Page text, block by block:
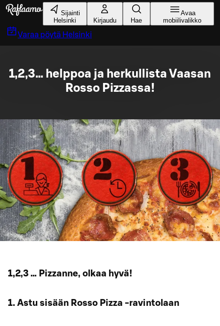
Siirry pääsisältöön
Sijainti
Helsinki
Kirjaudu Hae
Avaa
mobiilivalikko
Varaa pöytä Helsinki
1,2,3… helppoa ja herkullista Vaasan
Rosso Pizzassa!
1,2,3 … Pizzanne, olkaa hyvä!
1. Astu sisään Rosso Pizza -ravintolaan